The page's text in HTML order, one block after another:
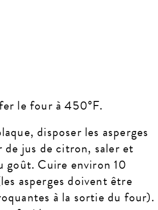
le four à 450°F.
disposer les asperges
de jus de citron, saler et
goût. Cuire environ 10
asperges doivent être
à la sortie du four).